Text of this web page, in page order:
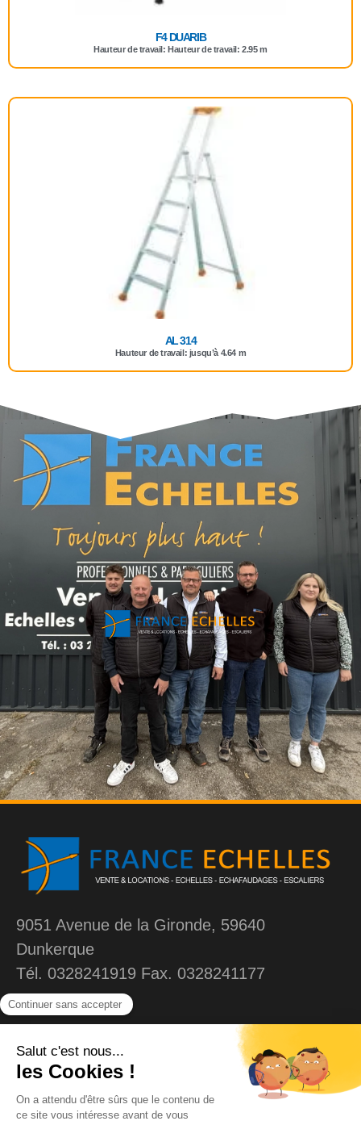
F4 DUARIB
Hauteur de travail: Hauteur de travail: 2.95 m
AL 314
Hauteur de travail: jusqu’à 4.64 m
9051 Avenue de la Gironde, 59640
Dunkerque
Tél. 0328241919 Fax. 0328241177
MENU
Accueil
Echelles
Plateforme individuelle
Contact
Mentions légales
Confidentialités et